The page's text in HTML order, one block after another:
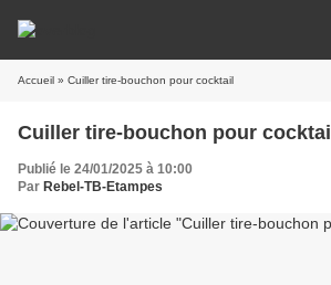
Accueil » Cuiller tire-bouchon pour cocktail
Cuiller tire-bouchon pour cocktail
Publié le 24/01/2025 à 10:00
Par Rebel-TB-Etampes